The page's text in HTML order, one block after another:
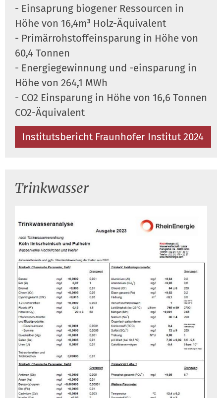
- Einsaprung biogener Ressourcen in
Höhe von 16,4m³ Holz-Äquivalent
- Primärrohstoffeinsparung in Höhe von
60,4 Tonnen
- Energiegewinnung und -einsparung in
Höhe von 264,1 MWh
- CO2 Einsparung in Höhe von 16,6 Tonnen
CO2-Äquivalent
Institutsbericht Fraunhofer Institut 2024
Trinkwasser